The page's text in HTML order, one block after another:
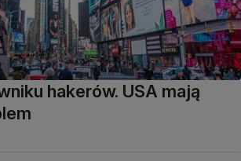
hakerów. USA mają